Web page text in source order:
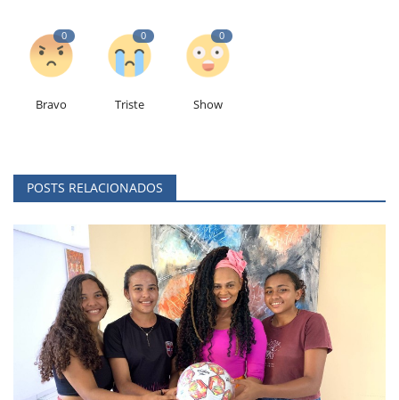
0
Bravo
0
Triste
0
Show
POSTS RELACIONADOS